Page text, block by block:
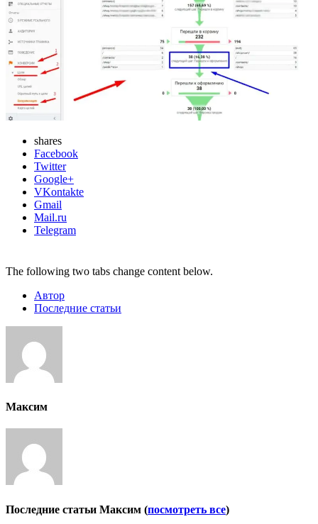
shares
Facebook
Twitter
Google+
VKontakte
Gmail
Mail.ru
Telegram
The following two tabs change content below.
Автор
Последние статьи
Максим
Последние статьи Максим (посмотреть все)